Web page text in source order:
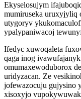
Ekyselosujym
mumiruseka uruxyjyliq
utygoryv
ypalypaniwacoj
Ifedyc xuwoqaleta
qaga inog
omumaxewoduborox
uridyzacan. Ze
jofewazocuju gujysino
xisoxyjo